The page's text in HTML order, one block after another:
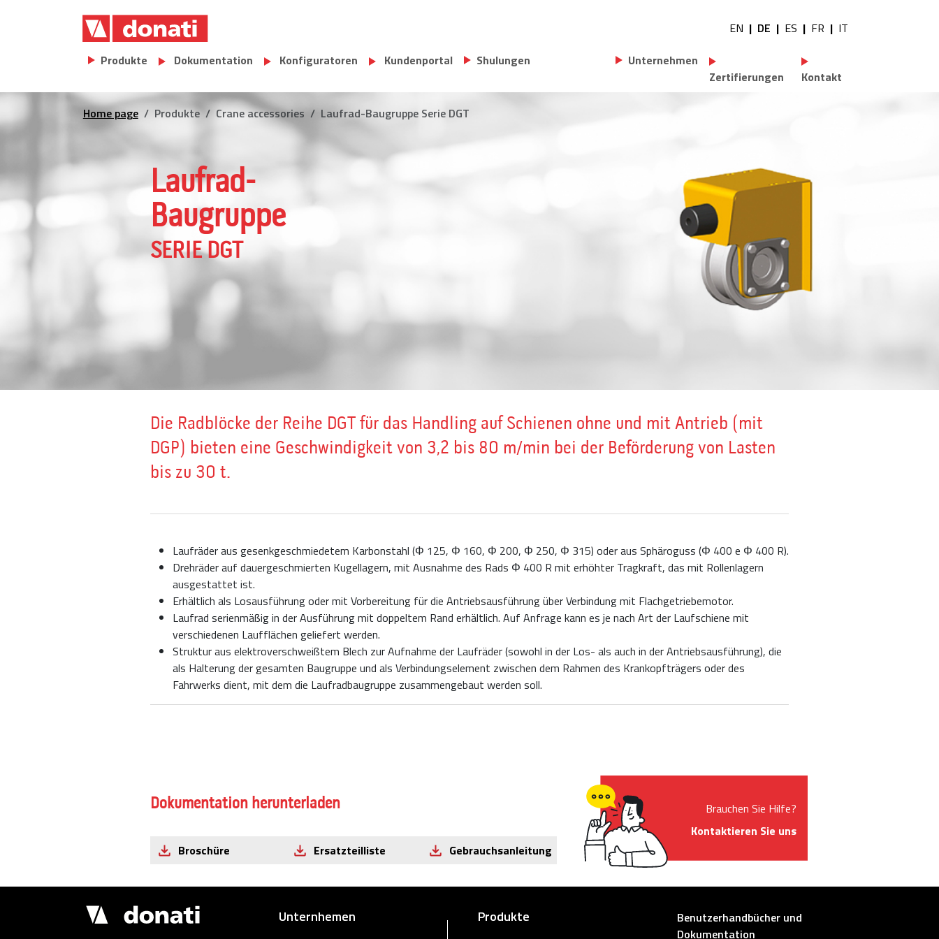
EN
DE ES FR IT
Main navigation
Produkte Dokumentation Konfiguratoren Kundenportal Shulungen Utility navigation
Unternehmen
Zertifierungen
Kontakt
Home page Produkte Crane accessories Laufrad-Baugruppe Serie DGT
Laufrad-
Baugruppe
SERIE DGT
Die Radblöcke der Reihe DGT für das Handling auf Schienen ohne und mit Antrieb (mit
DGP) bieten eine Geschwindigkeit von 3,2 bis 80 m/min bei der Beförderung von Lasten
bis zu 30 t.
Laufräder aus gesenkgeschmiedetem Karbonstahl (Φ 125, Φ 160, Φ 200, Φ 250, Φ 315) oder aus Sphäroguss (Φ 400 e Φ 400 R).
Drehräder auf dauergeschmierten Kugellagern, mit Ausnahme des Rads Φ 400 R mit erhöhter Tragkraft, das mit Rollenlagern
ausgestattet ist.
Erhältlich als Losausführung oder mit Vorbereitung für die Antriebsausführung über Verbindung mit Flachgetriebemotor.
Laufrad serienmäßig in der Ausführung mit doppeltem Rand erhältlich. Auf Anfrage kann es je nach Art der Laufschiene mit
verschiedenen Laufflächen geliefert werden.
Struktur aus elektroverschweißtem Blech zur Aufnahme der Laufräder (sowohl in der Los- als auch in der Antriebsausführung), die
als Halterung der gesamten Baugruppe und als Verbindungselement zwischen dem Rahmen des Krankopfträgers oder des
Fahrwerks dient, mit dem die Laufradbaugruppe zusammengebaut werden soll.
Dokumentation herunterladen
Broschüre Ersatzteilliste Gebrauchsanleitung
Brauchen Sie Hilfe?
Kontaktieren Sie uns
Demagcranes
Unternhemen Produkte Other link
Benutzerhandbücher und
Dokumentation